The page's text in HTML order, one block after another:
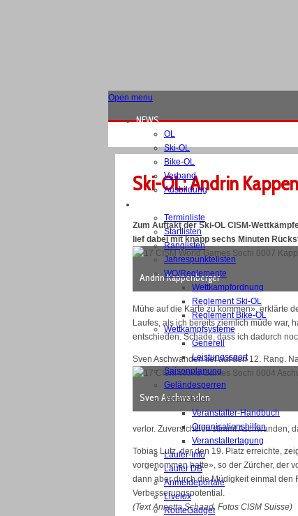
Open menu
NEWS
OL
Ski-OL
Bike-OL
Verband
Ausbildung
Terminliste
Startlisten
Ranglisten
Jahrespunktelisten
WO/Reglemente
Wettkampfordnung
Reglement Ski-OL
Reglement Bike-OL
Wettkampfsysteme
Generell
Leistungssport
Saisonplanung
Geländesperren
Veranstalter
Veranstalter-Handbuch
Organisationshilfen
Veranstaltertagung
Läufer-Info
Läufer DB
Anmeldeportale
Livelox
RouteGadget
Ski-OL: Andrin
Zum Auftakt der Ski-OL CISM-
lief dabei mit knapp sechs Minuten
Andrin Kappenberger
Mühe auf die Karte zu kommen», erklärte
Laufes, als ich bereits ziemlich müde war,
entschieden. Schade, dass ich dadurch
Sven Aschwanden lief auf den 12. Rang.
Sven Aschwanden
verlor. Zuversichtlich stimmt Aschwanden,
Tobias Lutz, der den 19. Platz erreichte,
vorgenommen hatte», so der Zürcher, der
dann aber durch die Müdigkeit einmal den
Verbesserungspotential.
(Text Annetta Schaad, Fotos CISM Suisse)